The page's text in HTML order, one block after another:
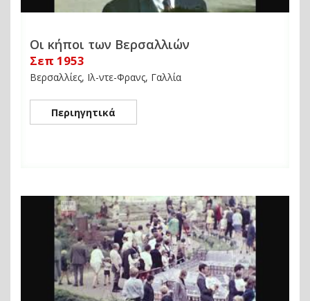
Οι κήποι των Βερσαλλιών
Σεπ 1953
Βερσαλλίες, Ιλ-ντε-Φρανς, Γαλλία
Περιηγητικά